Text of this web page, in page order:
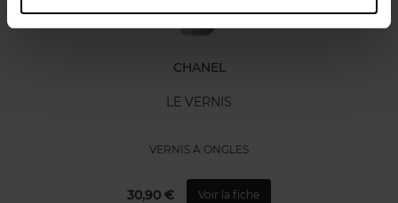
CHANEL
LE VERNIS
VERNIS À ONGLES
30,90 € Voir la fiche